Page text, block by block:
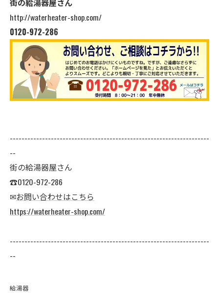
http://waterheater-shop.com/
0120-972-286
--------------------------------------------------------------------
--
街の給湯器屋さん
☎0120-972-286
✉お問い合わせはこちら
https://waterheater-shop.com/
--------------------------------------------------------------------
--
給湯器